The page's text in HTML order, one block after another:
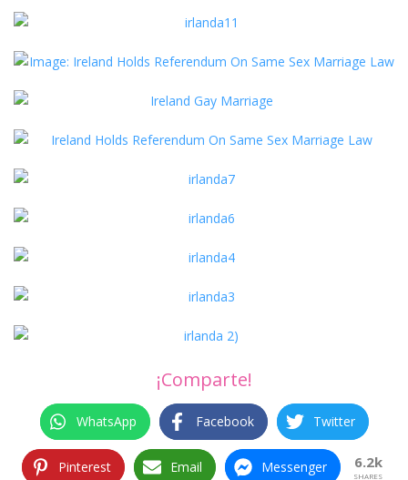
¡Comparte!
WhatsApp Facebook Twitter
Pinterest Email Messenger 6.2k
SHARES